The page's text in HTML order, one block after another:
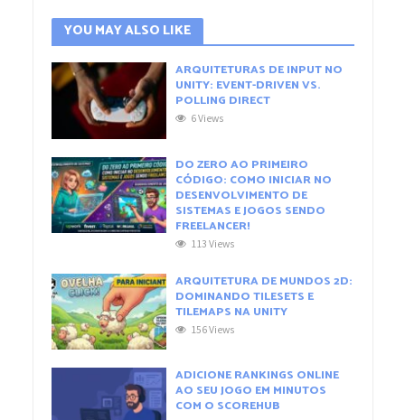
YOU MAY ALSO LIKE
ARQUITETURAS DE INPUT NO
UNITY: EVENT-DRIVEN VS.
POLLING DIRECT
6 Views
DO ZERO AO PRIMEIRO
CÓDIGO: COMO INICIAR NO
DESENVOLVIMENTO DE
SISTEMAS E JOGOS SENDO
FREELANCER!
113 Views
ARQUITETURA DE MUNDOS 2D:
DOMINANDO TILESETS E
TILEMAPS NA UNITY
156 Views
ADICIONE RANKINGS ONLINE
AO SEU JOGO EM MINUTOS
COM O SCOREHUB